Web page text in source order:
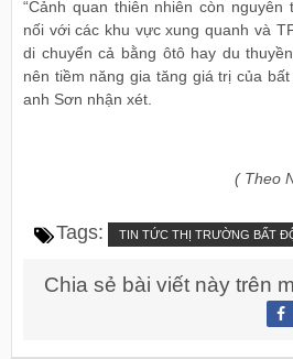
“Cảnh quan thiên nhiên còn
nối với các khu vực xung quanh và
di chuyển cả bằng ôtô hay du
nên tiềm năng gia tăng giá trị của
anh Sơn nhận xét.
( Theo
Tags: TIN TỨC THỊ TRƯỜNG BẤT
Chia sẻ bài viết này trên